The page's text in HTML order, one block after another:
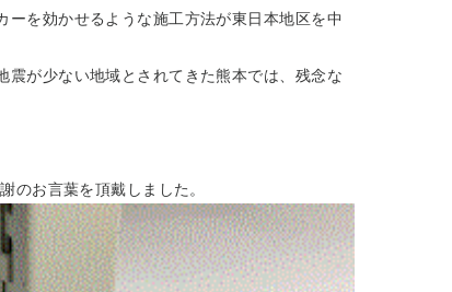
を効かせるような施工方法が東日本地区を中
震が少ない地域とされてきた熊本では、残念な
のお言葉を頂戴しました。